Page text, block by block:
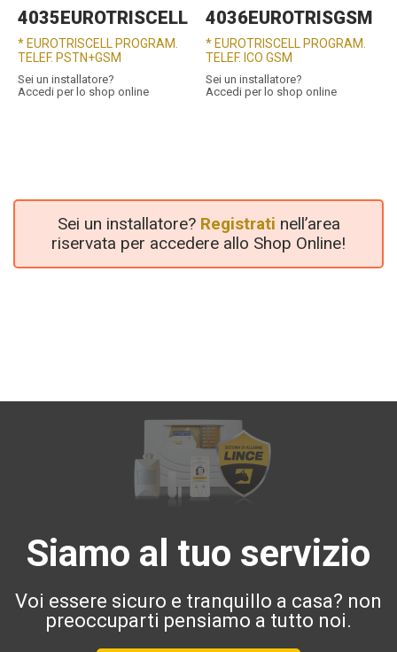
4035EUROTRISCELL
* EUROTRISCELL PROGRAM.
TELEF. PSTN+GSM
Sei un installatore?
Accedi per lo shop online
4036EUROTRISGSM
* EUROTRISCELL PROGRAM.
TELEF. ICO GSM
Sei un installatore?
Accedi per lo shop online
Sei un installatore? Registrati nell’area
riservata per accedere allo Shop Online!
Siamo al tuo servizio
Voi essere sicuro e tranquillo a casa? non
preoccuparti pensiamo a tutto noi.